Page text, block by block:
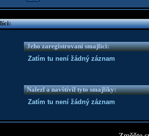
Jeho zaregistrovaní smajlíci:
Zatím tu není žádný záznam
Nalezl a navštívil tyto smajlíky:
Zatím tu není žádný záznam